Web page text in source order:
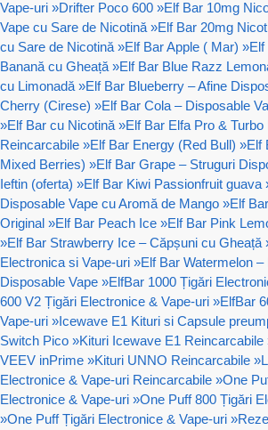
Vape-uri »Drifter Poco 600 »Elf Bar 10mg
Vape cu Sare de Nicotină »Elf Bar 20mg
cu Sare de Nicotină »Elf Bar Apple ( Mar) »Elf
Banană cu Gheață »Elf Bar Blue Razz
cu Limonadă »Elf Bar Blueberry – Afine
Cherry (Cirese) »Elf Bar Cola – Disposable
»Elf Bar cu Nicotină »Elf Bar Elfa Pro &
Reincarcabile »Elf Bar Energy (Red Bull) »Elf
Mixed Berries) »Elf Bar Grape – Struguri
Ieftin (oferta) »Elf Bar Kiwi Passionfruit guava
Disposable Vape cu Aromă de Mango »Elf
Original »Elf Bar Peach Ice »Elf Bar Pink
»Elf Bar Strawberry Ice – Căpșuni cu Gheață
Electronica si Vape-uri »Elf Bar Watermelon –
Disposable Vape »ElfBar 1000 Țigări
600 V2 Țigări Electronice & Vape-uri »ElfBar
Vape-uri »Icewave E1 Kituri si Capsule
Switch Pico »Kituri Icewave E1 Reincarcabile
VEEV inPrime »Kituri UNNO Reincarcabile »
Electronice & Vape-uri Reincarcabile »One
Electronice & Vape-uri »One Puff 800 Țigări
»One Puff Țigări Electronice & Vape-uri »